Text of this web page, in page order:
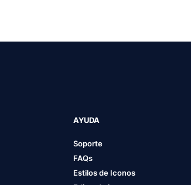
AYUDA
Soporte
FAQs
Estilos de Iconos